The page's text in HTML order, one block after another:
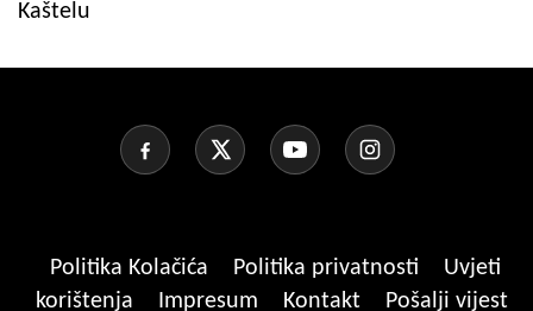
Kaštelu
Politika Kolačića Politika privatnosti
Uvjeti
korištenja
Impresum Kontakt
Pošalji vijest